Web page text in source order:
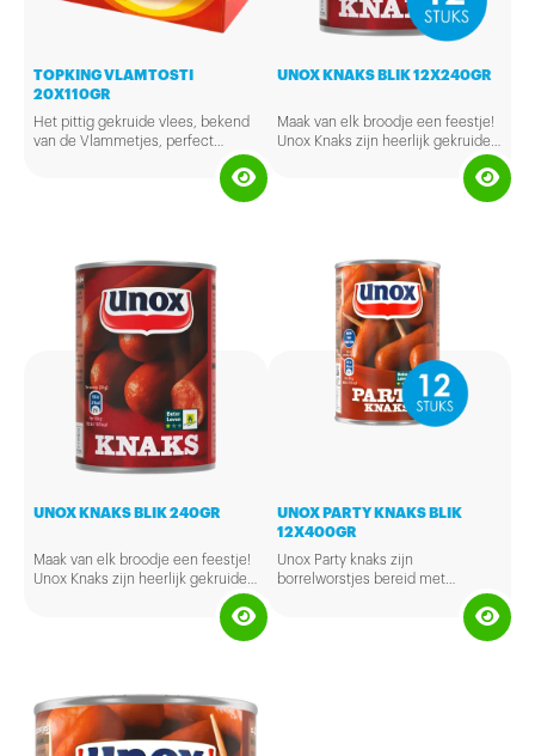
worden in een grill/tosti-ijzer
totdat de kaas gesmolten is. Of
boter en bak hem goudbruin in de
koekenpan.
worden in een grill/tosti-ijzer
totdat de kaas gesmolten is. Of
boter en bak hem goudbruin in de
TOPKING VLAMTOSTI
20X110GR
Het pittig gekruide vlees, bekend
van de Vlammetjes, perfect
gecombineerd met een royale
hoeveelheid smakelijke 48+ kaas.
Zo laat de vulling van de VlamTosti
een doos.
Bereidingswijze: Ontdooien: Bij
voorkeur in de verpakking laten
ontdooien. Het product dient voor
consumptie krokant gebakken te
worden in een grill/tosti-ijzer
totdat de kaas gesmolten is. Of
besmeer aan beide kanten met
boter en bak hem goudbruin in de
koekenpan.
UNOX KNAKS BLIK 12X240GR
Maak van elk broodje een feestje!
Unox Knaks zijn heerlijk gekruide
tussendoor of tijdens de lunch!
UNOX KNAKS BLIK 240GR
Maak van elk broodje een feestje!
Unox Knaks zijn heerlijk gekruide
tussendoor of tijdens de lunch!
UNOX PARTY KNAKS BLIK
12X400GR
Unox Party knaks zijn
borrelworstjes bereid met
kwaliteitsvlees. Verrassend lekker
voor bij de borrel of als traktatie op